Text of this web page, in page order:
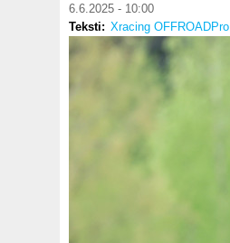
6.6.2025 - 10:00
Teksti
Xracing OFFROADPro